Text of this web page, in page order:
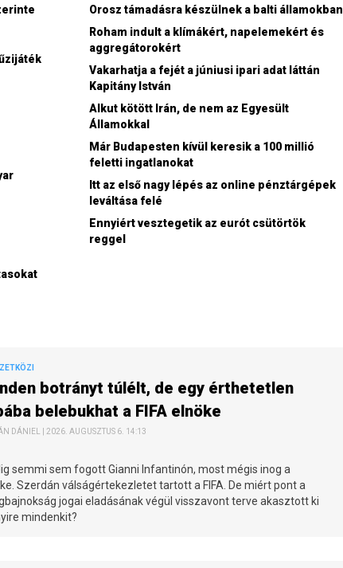
Orosz támadásra készülnek a balti államokban
Roham indult a klímákért, napelemekért és
aggregátorokért
Vakarhatja a fejét a júniusi ipari adat láttán
Kapitány István
Alkut kötött Irán, de nem az Egyesült
Államokkal
Már Budapesten kívül keresik a 100 millió
feletti ingatlanokat
Itt az első nagy lépés az online pénztárgépek
leváltása felé
Ennyiért vesztegetik az eurót csütörtök
reggel
botrányt túlélt, de egy érthetetlen
belebukhat a FIFA elnöke
DÁNIEL | 2026. AUGUSZTUS 6. 14:13
semmi sem fogott Gianni Infantinón, most mégis inog a
Szerdán válságértekezletet tartott a FIFA. De miért pont a
jogai eladásának végül visszavont terve akasztott ki
mindenkit?